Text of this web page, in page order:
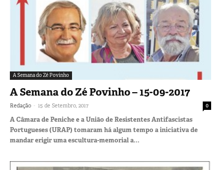
A Semana do Zé Povinho
A Semana do Zé Povinho – 15-09-2017
Redação - 15 de Setembro, 2017 0
A Câmara de Peniche e a União de Resistentes Antifascistas
Portugueses (URAP) tomaram há algum tempo a iniciativa de
mandar erigir uma escultura-memorial a...